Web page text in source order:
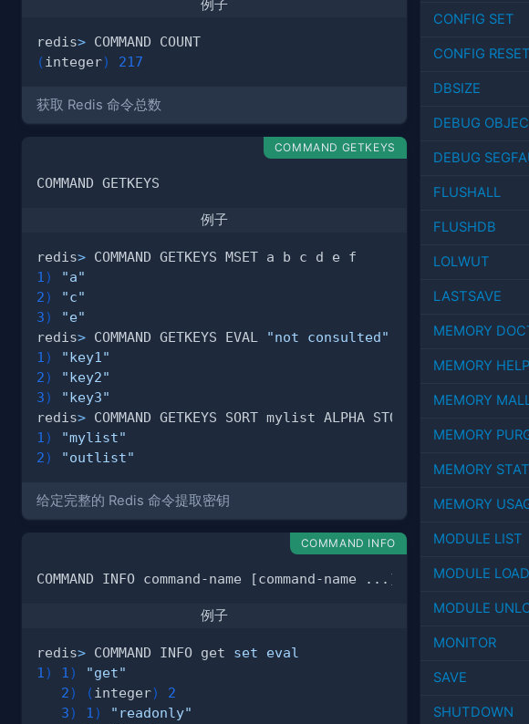
CONFIG SET
CONFIG
DBSIZE
DEBUG
DEBUG
FLUSHALL
FLUSHDB
LOLWUT
LASTSAVE
MEMORY
MEMORY HELP
MEMORY
MEMORY
MEMORY
MEMORY
MODULE LIST
MODULE LOAD
MODULE
MONITOR
SAVE
SHUTDOWN
例子
redis>
(integer) 217
获取 Redis 命令总数
COMMAND GETKEYS
例子
redis>
1)
"a"
2)
"c"
3)
"e"
redis> COMMAND GETKEYS EVAL "not consulted"
1)
"key1"
2)
"key2"
3)
"key3"
redis>
1)
"mylist"
2) "outlist"
给定完整的 Redis 命令提取密钥
COMMAND INFO
例子
redis> COMMAND INFO get set
eval
1) 1)
"get"
2) (integer)
2
3) 1)
"readonly"